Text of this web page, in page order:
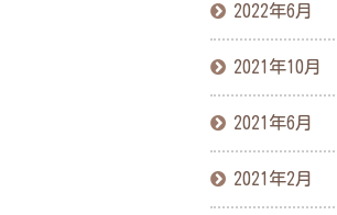
2022年6月
2021年10月
2021年6月
2021年2月